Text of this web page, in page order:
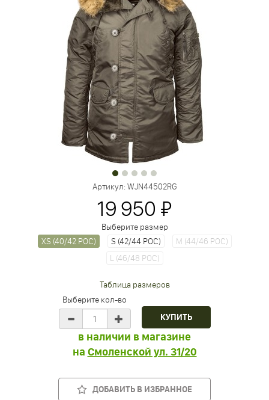
Артикул:WJN44502RG
19 950 ₽
Выберите размер
XS (40/42 РОС)
S (42/44 РОС)
M (44/46 РОС)
L (46/48 РОС)
Таблица размеров
Выберите кол-во
в наличии в магазине
на Смоленской ул. 31/20
ДОБАВИТЬ В ИЗБРАННОЕ